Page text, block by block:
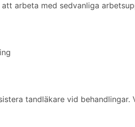
arbeta med sedvanliga
tandläkare vid